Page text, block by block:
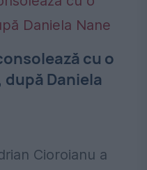
cu o
Daniela
Cioroianu a